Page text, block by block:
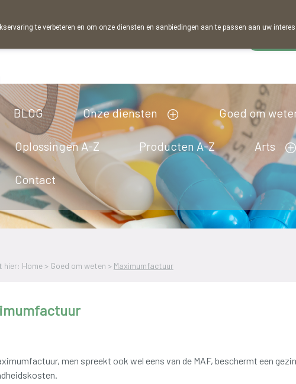
BLOG Onze diensten Goed om
Oplossingen A-Z Producten A-Z Arts
Contact
hier: Home > Goed om weten > Maximumfactuur
men spreekt ook wel eens van de MAF, beschermt een
te verbeteren en om onze diensten en aanbiedingen aan te passen aan uw